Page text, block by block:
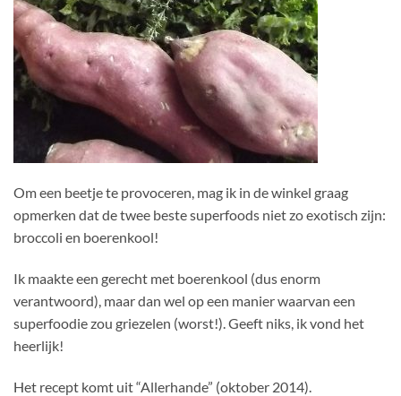
Om een beetje te provoceren, mag ik in de winkel graag
opmerken dat de twee beste superfoods niet zo exotisch zijn:
broccoli en boerenkool!
Ik maakte een gerecht met boerenkool (dus enorm
verantwoord), maar dan wel op een manier waarvan een
superfoodie zou griezelen (worst!). Geeft niks, ik vond het
heerlijk!
Het recept komt uit “Allerhande” (oktober 2014).